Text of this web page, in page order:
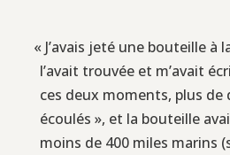
« J’avais jeté une bouteille à
l’avait trouvée et m’avait
ces deux moments, plus de
écoulés », et la bouteille
moins de 400 miles marins